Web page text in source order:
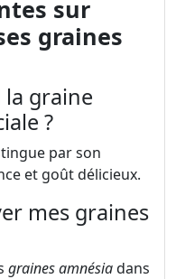
sur
graines
la graine
?
par son
et goût délicieux.
mes graines
graines amnésiadans